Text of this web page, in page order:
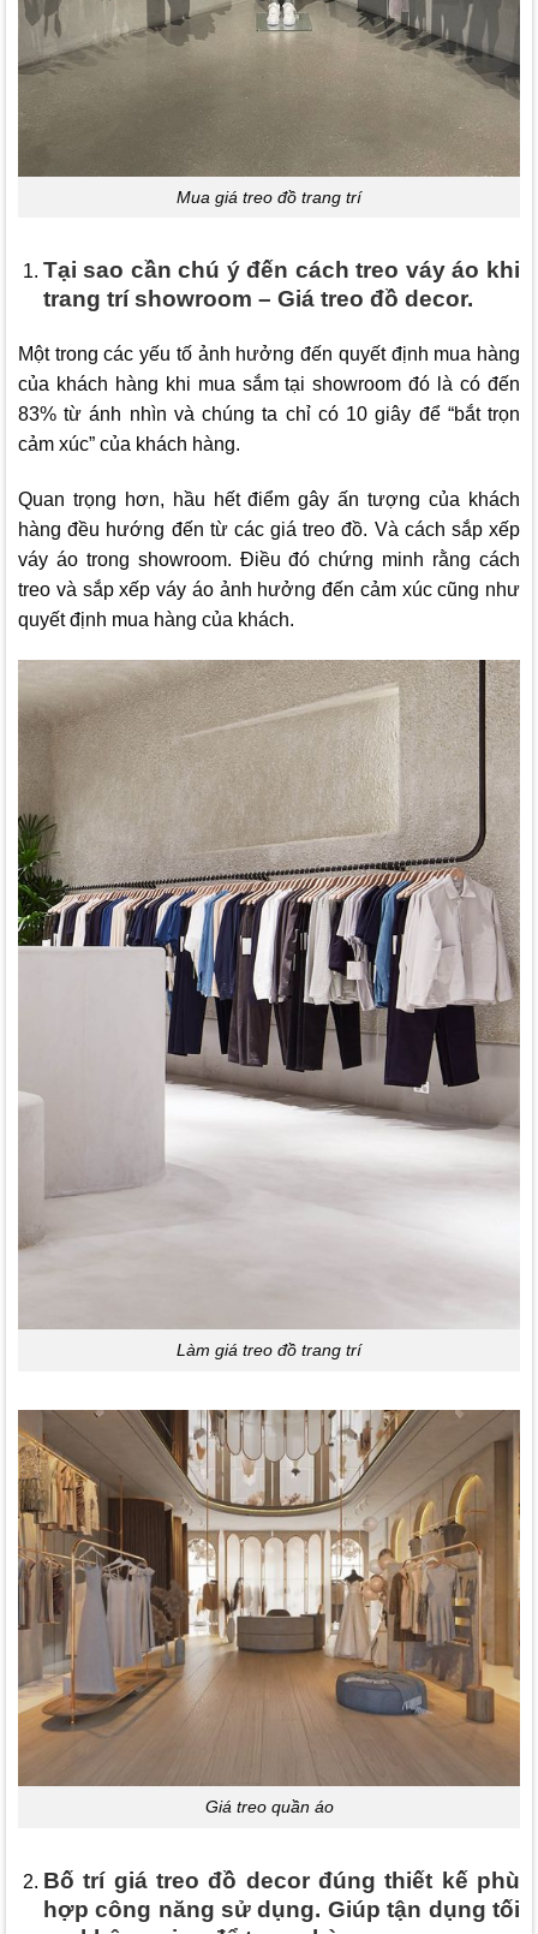
Mua giá treo đồ trang trí
Tại sao cần chú ý đến cách treo váy áo khi
trang trí showroom – Giá treo đồ decor.
Một trong các yếu tố ảnh hưởng đến quyết định mua hàng
của khách hàng khi mua sắm tại showroom đó là có đến
83% từ ánh nhìn và chúng ta chỉ có 10 giây để “bắt trọn
cảm xúc” của khách hàng.
Quan trọng hơn, hầu hết điểm gây ấn tượng của khách
hàng đều hướng đến từ các giá treo đồ. Và cách sắp xếp
váy áo trong showroom. Điều đó chứng minh rằng cách
treo và sắp xếp váy áo ảnh hưởng đến cảm xúc cũng như
quyết định mua hàng của khách.
Làm giá treo đồ trang trí
Giá treo quần áo
Bố trí giá treo đồ decor đúng thiết kế phù
hợp công năng sử dụng. Giúp tận dụng tối